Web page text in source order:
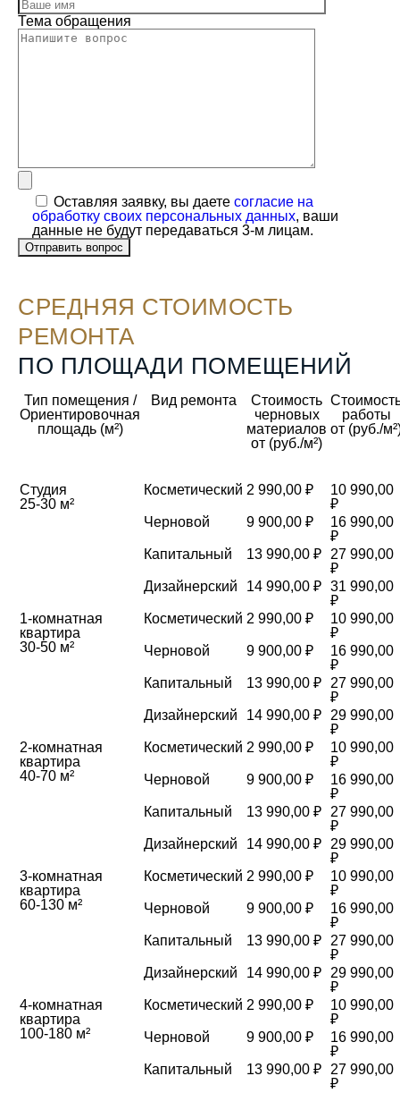
Тема обращения
Оставляя заявку, вы даете согласие на
обработку своих персональных данных, ваши
данные не будут передаваться 3-м лицам.
CРЕДНЯЯ СТОИМОСТЬ
РЕМОНТА
ПО ПЛОЩАДИ ПОМЕЩЕНИЙ
Тип помещения /
Ориентировочная
площадь (м²)
Вид ремонта
Стоимость
черновых
материалов
от (руб./м²)
работы
от (руб./
Студия
25-30 м²
Косметический 2 990,00 ₽
10 990,00
₽
Черновой
9 900,00 ₽
16 990,00
₽
Капитальный
13 990,00 ₽
27 990,00
₽
Дизайнерский
14 990,00 ₽ 31 990,00
₽
1-комнатная
квартира
30-50 м²
Косметический 2 990,00 ₽
10 990,00
₽
Черновой
9 900,00 ₽
16 990,00
₽
Капитальный
13 990,00 ₽
27 990,00
₽
Дизайнерский
14 990,00 ₽
29 990,00
₽
2-комнатная
квартира
40-70 м²
Косметический 2 990,00 ₽
10 990,00
₽
Черновой
9 900,00 ₽
16 990,00
₽
Капитальный
13 990,00 ₽
27 990,00
₽
Дизайнерский
14 990,00 ₽
29 990,00
₽
3-комнатная
квартира
60-130 м²
Косметический 2 990,00 ₽
10 990,00
₽
Черновой
9 900,00 ₽
16 990,00
₽
Капитальный
13 990,00 ₽
27 990,00
₽
Дизайнерский
14 990,00 ₽
29 990,00
₽
4-комнатная
квартира
100-180 м²
Косметический 2 990,00 ₽
10 990,00
₽
Черновой
9 900,00 ₽
16 990,00
₽
Капитальный
13 990,00 ₽
27 990,00
₽